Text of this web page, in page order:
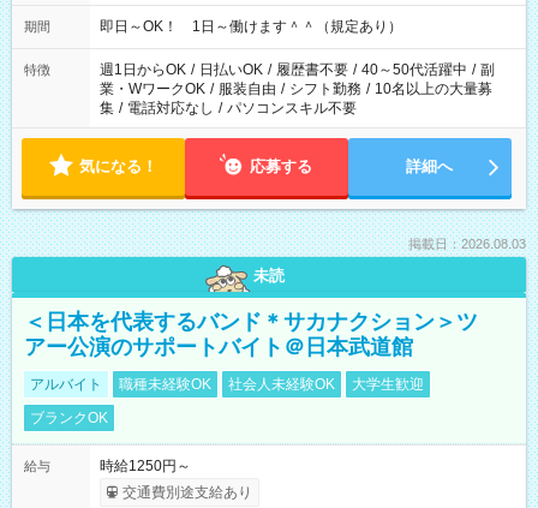
期間 即日～OK！ 1日～働けます＾＾（規定あり）
特徴 週1日からOK / 日払いOK / 履歴書不要 / 40～50代活躍中 / 副
業・WワークOK / 服装自由 / シフト勤務 / 10名以上の大量募
集 / 電話対応なし / パソコンスキル不要
気になる！ 応募する 詳細へ
掲載日：2026.08.03
未読
＜日本を代表するバンド＊サカナクション＞ツ
アー公演のサポートバイト＠日本武道館
アルバイト 職種未経験OK 社会人未経験OK
大学生歓迎
ブランクOK
給与
時給1250円～
交通費別途支給あり